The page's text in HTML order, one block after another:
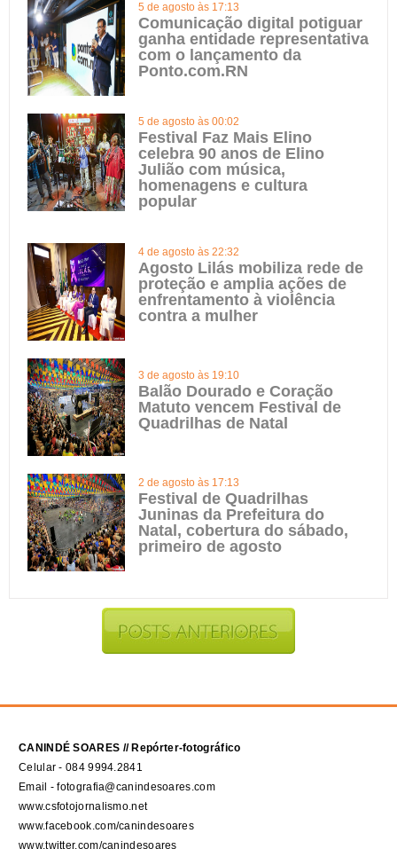
5 de agosto às 17:13
Comunicação digital potiguar
ganha entidade representativa
com o lançamento da
Ponto.com.RN
5 de agosto às 00:02
Festival Faz Mais Elino
celebra 90 anos de Elino
Julião com música,
homenagens e cultura
popular
4 de agosto às 22:32
Agosto Lilás mobiliza rede de
proteção e amplia ações de
enfrentamento à violência
contra a mulher
3 de agosto às 19:10
Balão Dourado e Coração
Matuto vencem Festival de
Quadrilhas de Natal
2 de agosto às 17:13
Festival de Quadrilhas
Juninas da Prefeitura do
Natal, cobertura do sábado,
primeiro de agosto
CANINDÉ SOARES // Repórter-fotográfico
Celular - 084 9994.2841
Email - fotografia@canindesoares.com
www.csfotojornalismo.net
www.facebook.com/canindesoares
www.twitter.com/canindesoares